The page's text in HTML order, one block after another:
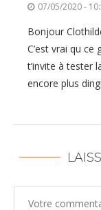
07/05/2020 -
Bonjour
C’est vrai qu
t’invite à tester
encore plus